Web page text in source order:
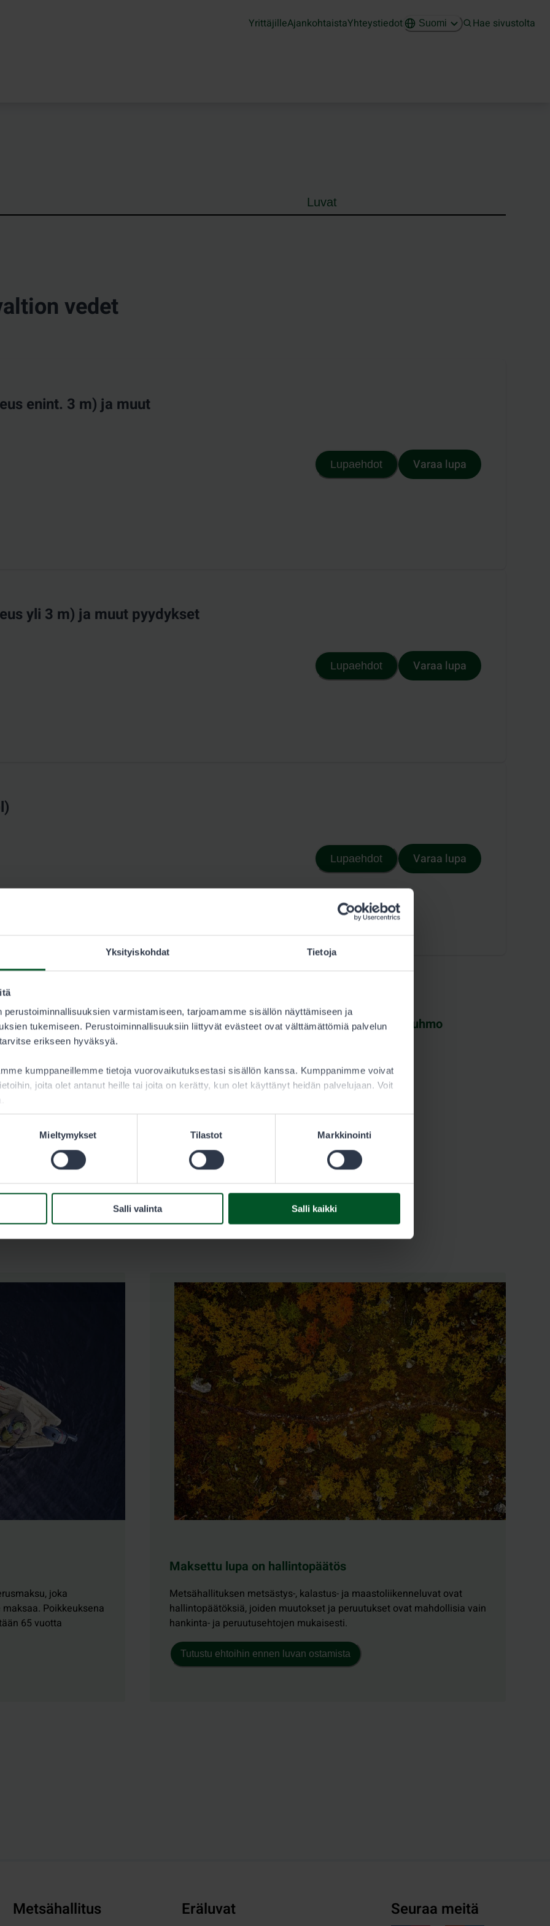
Yksityiskohdat Tietoja
perustoiminnallisuuksien varmistamiseen, tarjoamamme sisällön näyttämiseen ja
tukemiseen. Perustoiminnallisuuksiin liittyvät evästeet ovat välttämättömiä palvelun
erikseen hyväksyä.
kumppaneillemme tietoja vuorovaikutuksestasi sisällön kanssa. Kumppanimme voivat
joita olet antanut heille tai joita on kerätty, kun olet käyttänyt heidän palvelujaan. Voit
Mieltymykset Tilastot Markkinointi
Salli valinta Salli kaikki
YrittäjilleAjankohtaistaYhteystiedot Suomi Hae sivustolta
Luvat
vedet
enint. 3 m) ja muut
Lupaehdot Varaa lupa
yli 3 m) ja muut pyydykset
Lupaehdot Varaa lupa
Lupaehdot Varaa lupa
Konesola Ky, Nurmes
Katso yhteystiedot osoitteesta
facebook.com/konesola.
Pääkkönen & Piirainen, Kuhmo
joka
Poikkeuksena
65 vuotta
Maksettu lupa on hallintopäätös
Metsähallituksen metsästys-, kalastus- ja maastoliikenneluvat ovat
hallintopäätöksiä, joiden muutokset ja peruutukset ovat mahdollisia vain
hankinta- ja peruutusehtojen mukaisesti.
Tutustu ehtoihin ennen luvan ostamista
Metsähallitus Eräluvat Seuraa meitä